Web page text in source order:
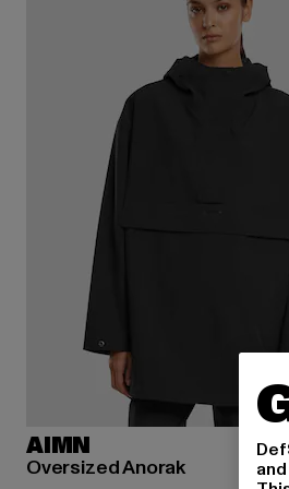
AIMN
Oversized Anorak